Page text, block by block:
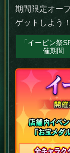
期間限定オー
ゲットしよう！
「イーピン祭
催期間